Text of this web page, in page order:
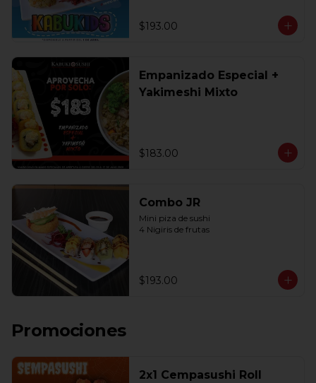
$193.00
Empanizado Especial +
Yakimeshi Mixto
$183.00
Combo JR
Mini piza de sushi
4 Nigiris de frutas
$193.00
Promociones
2x1 Cempasushi Roll